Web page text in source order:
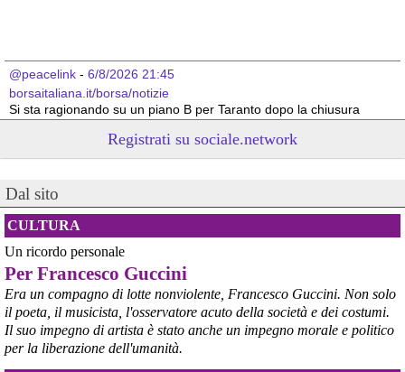
@peacelink - 6/8/2026 21:45
borsaitaliana.it/borsa/notizie
Si sta ragionando su un piano B per Taranto dopo la chiusura
cronachetarantine.it/index.php
il Governo ha manifestato l’intenzione di predisporre un
provvedimento straordinario per attenuare le conseguenze
economiche e sociali della prevista fermata dell’area a caldo e ha
chiesto alle rappresentanze del territorio di formulare proposte
concrete per definirne i contenuti. Casartigiani valuta positivamente
questa disponibilità.
#
ILVA Taranto
Registrati su sociale.network
Dal sito
CULTURA
Un ricordo personale
Per Francesco Guccini
Era un compagno di lotte nonviolente, Francesco Guccini. Non solo
il poeta, il musicista, l'osservatore acuto della società e dei costumi.
Il suo impegno di artista è stato anche un impegno morale e politico
per la liberazione dell'umanità.